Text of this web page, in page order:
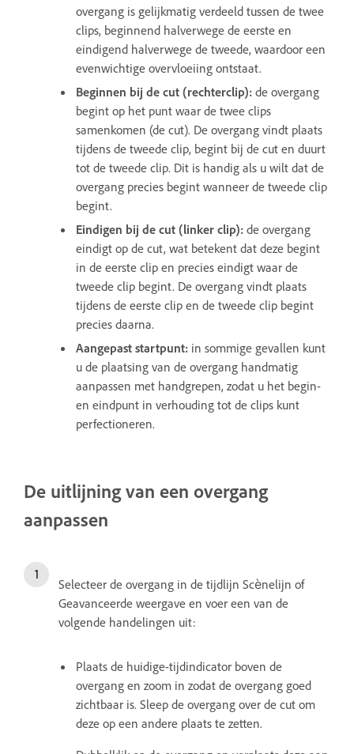
overgang is gelijkmatig verdeeld tussen de twee
clips, beginnend halverwege de eerste en
eindigend halverwege de tweede, waardoor een
evenwichtige overvloeiing ontstaat.
Beginnen bij de cut (rechterclip): de overgang
begint op het punt waar de twee clips
samenkomen (de cut). De overgang vindt plaats
tijdens de tweede clip, begint bij de cut en duurt
tot de tweede clip. Dit is handig als u wilt dat de
overgang precies begint wanneer de tweede clip
begint.
Eindigen bij de cut (linker clip): de overgang
eindigt op de cut, wat betekent dat deze begint
in de eerste clip en precies eindigt waar de
tweede clip begint. De overgang vindt plaats
tijdens de eerste clip en de tweede clip begint
precies daarna.
Aangepast startpunt: in sommige gevallen kunt
u de plaatsing van de overgang handmatig
aanpassen met handgrepen, zodat u het begin-
en eindpunt in verhouding tot de clips kunt
perfectioneren.
De uitlijning van een overgang
aanpassen
Selecteer de overgang in de tijdlijn Scènelijn of
Geavanceerde weergave en voer een van de
volgende handelingen uit:
Plaats de huidige-tijdindicator boven de
overgang en zoom in zodat de overgang goed
zichtbaar is. Sleep de overgang over de cut om
deze op een andere plaats te zetten.